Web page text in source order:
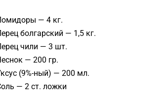
— 4 кг.
болгарский — 1,5 кг.
чили — 3 шт.
— 200 гр.
(9%-ный) — 200 мл.
— 2 ст. ложки